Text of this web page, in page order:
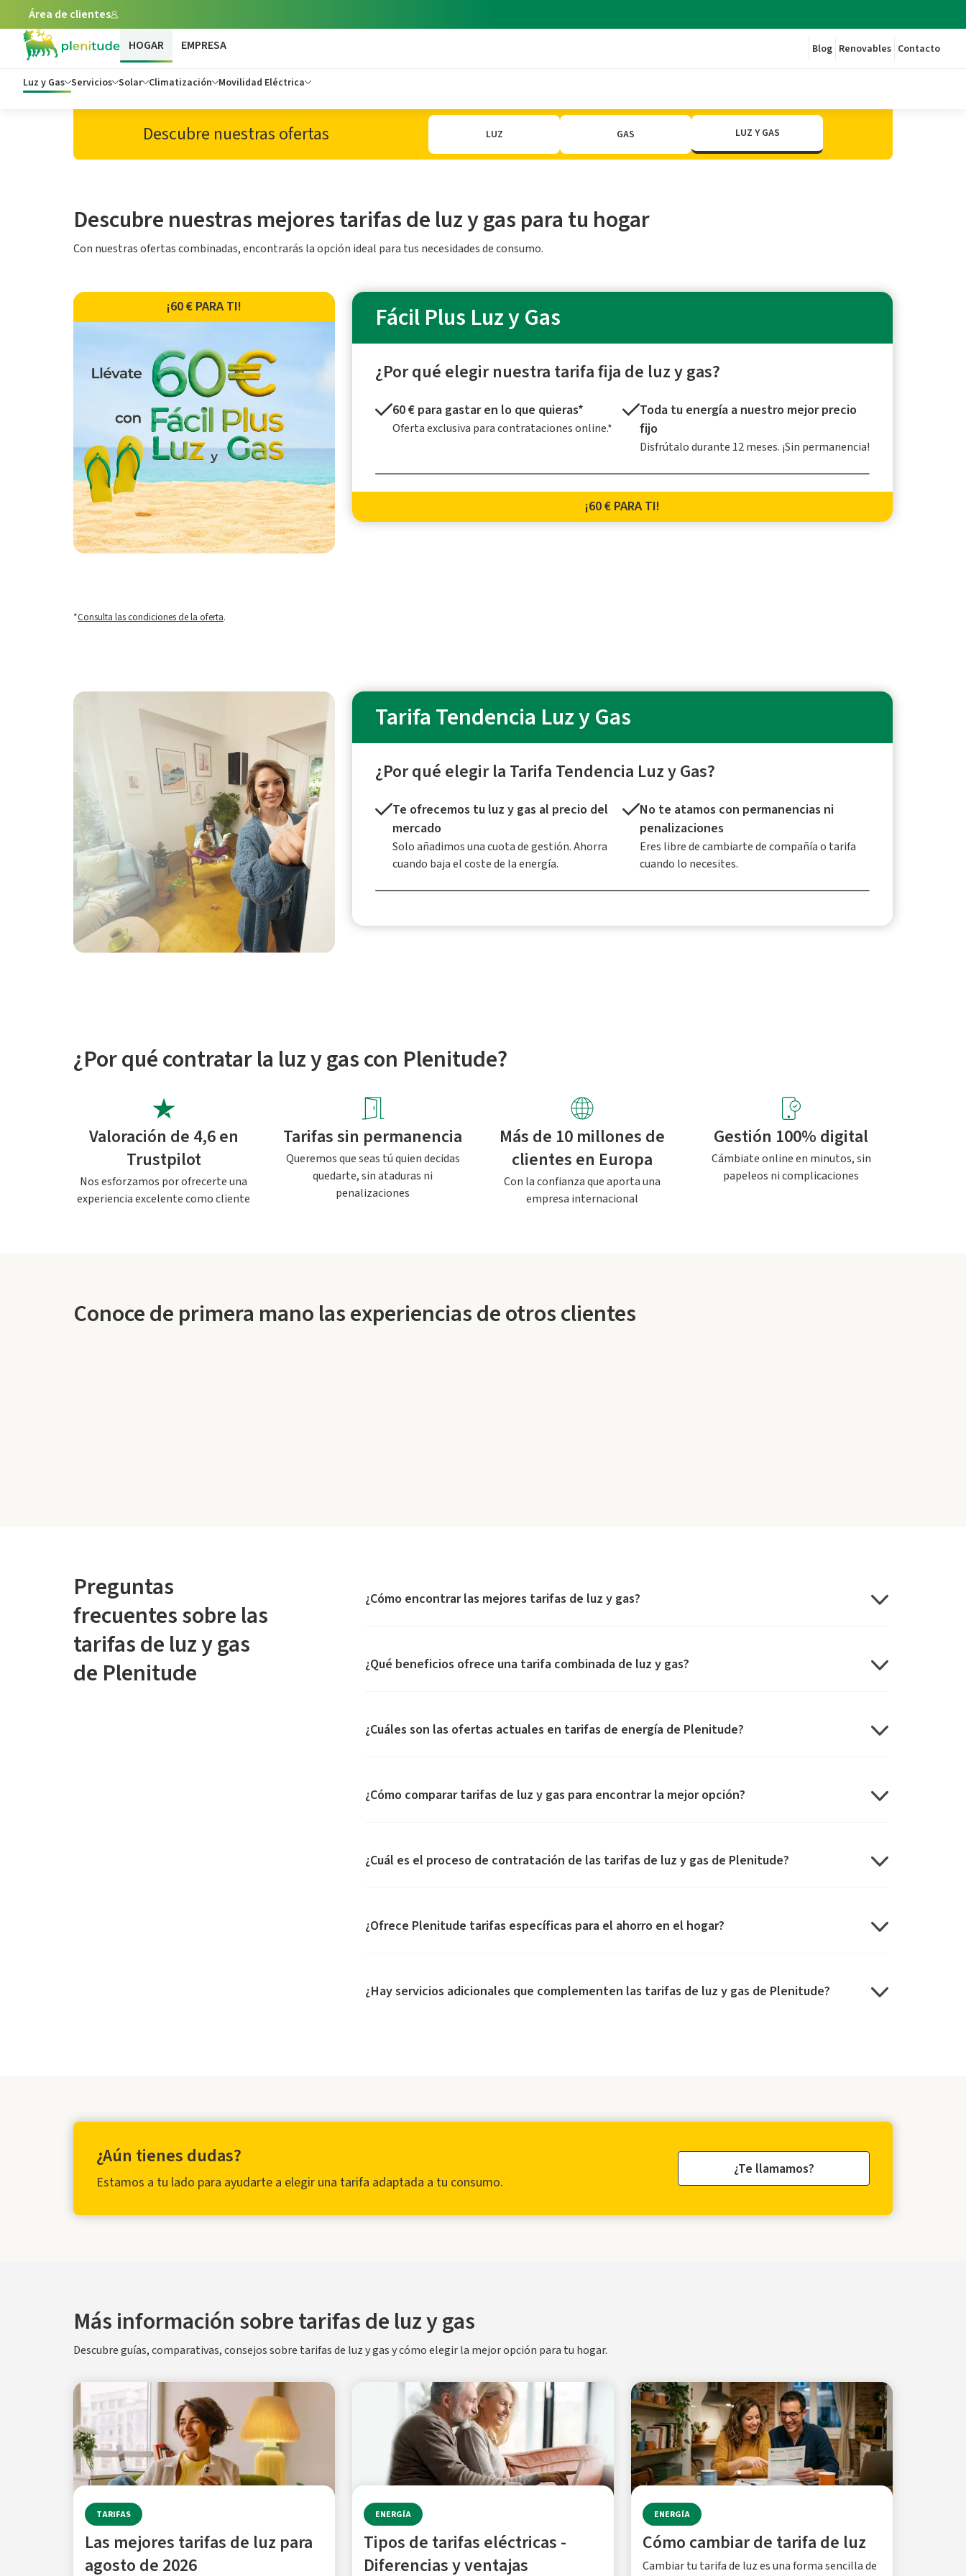
Área de clientes
HOGAR
Luz y Gas Servicios Solar Climatización Movilidad Eléctrica
EMPRESA Blog Renovables Contacto
Descubre nuestras ofertas LUZ GAS LUZ Y GAS
Descubre nuestras mejores tarifas de luz y gas para tu hogar
Con nuestras ofertas combinadas, encontrarás la opción ideal para tus necesidades de consumo.
¡60 € PARA TI! Fácil Plus Luz y Gas
¿Por qué elegir nuestra tarifa fija de luz y gas?
60 € para gastar en lo que quieras*
Oferta exclusiva para contrataciones online.*
Toda tu energía a nuestro mejor precio
fijo
Disfrútalo durante 12 meses. ¡Sin permanencia!
¡60 € PARA TI!
*Consulta las condiciones de la oferta.
Tarifa Tendencia Luz y Gas
¿Por qué elegir la Tarifa Tendencia Luz y Gas?
Te ofrecemos tu luz y gas al precio del
mercado
Solo añadimos una cuota de gestión. Ahorra
cuando baja el coste de la energía.
No te atamos con permanencias ni
penalizaciones
Eres libre de cambiarte de compañía o tarifa
cuando lo necesites.
¿Por qué contratar la luz y gas con Plenitude?
Valoración de 4,6 en
Trustpilot
Nos esforzamos por ofrecerte una
experiencia excelente como cliente
Tarifas sin permanencia
Queremos que seas tú quien decidas
quedarte, sin ataduras ni
penalizaciones
Más de 10 millones de
clientes en Europa
Con la confianza que aporta una
empresa internacional
Gestión 100% digital
Cámbiate online en minutos, sin
papeleos ni complicaciones
Conoce de primera mano las experiencias de otros clientes
Preguntas
frecuentes sobre las
tarifas de luz y gas
de Plenitude
¿Cómo encontrar las mejores tarifas de luz y gas?
¿Qué beneficios ofrece una tarifa combinada de luz y gas?
¿Cuáles son las ofertas actuales en tarifas de energía de Plenitude?
¿Cómo comparar tarifas de luz y gas para encontrar la mejor opción?
¿Cuál es el proceso de contratación de las tarifas de luz y gas de Plenitude?
¿Ofrece Plenitude tarifas específicas para el ahorro en el hogar?
¿Hay servicios adicionales que complementen las tarifas de luz y gas de Plenitude?
¿Aún tienes dudas?
Estamos a tu lado para ayudarte a elegir una tarifa adaptada a tu consumo.
¿Te llamamos?
Más información sobre tarifas de luz y gas
Descubre guías, comparativas, consejos sobre tarifas de luz y gas y cómo elegir la mejor opción para tu hogar.
TARIFAS
Las mejores tarifas de luz para
agosto de 2026
ENERGÍA
Tipos de tarifas eléctricas -
Diferencias y ventajas
ENERGÍA
Cómo cambiar de tarifa de luz
Cambiar tu tarifa de luz es una forma sencilla de